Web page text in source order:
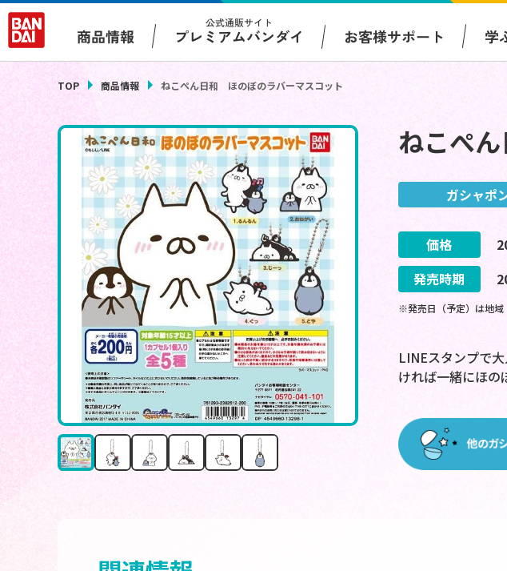
商品情報
公式通販サイト
プレミアムバンダイ お客様サポート 学
TOP 商品情報 ねこぺん日和 ほのぼのラバーマスコット
ねこぺ
ガシャポ
価格
発売時期
※発売日（予定）は地域
LINEスタンプで
ければ一緒にほ